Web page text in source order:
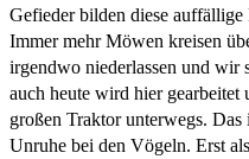
Gefieder bilden diese auffällige
Immer mehr Möwen kreisen
irgendwo niederlassen und wir
auch heute wird hier
großen Traktor unterwegs.
Unruhe bei den Vögeln. Erst